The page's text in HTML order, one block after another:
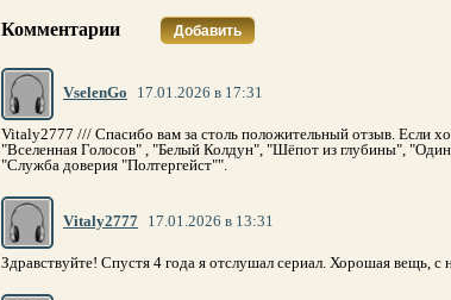
Комментарии Добавить
VselenGo 17.01.2026 в 17:31
Vitaly2777 /// Спасибо вам за столь положительный отзыв. Если
"Вселенная Голосов" , "Белый Колдун", "Шёпот из глубины",
"Служба доверия "Полтергейст"".
Vitaly2777 17.01.2026 в 13:31
Здравствуйте! Спустя 4 года я отслушал сериал. Хорошая вещь,